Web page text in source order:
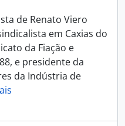
de Renato Viero
em Caxias do
da Fiação e
e presidente da
da Indústria de